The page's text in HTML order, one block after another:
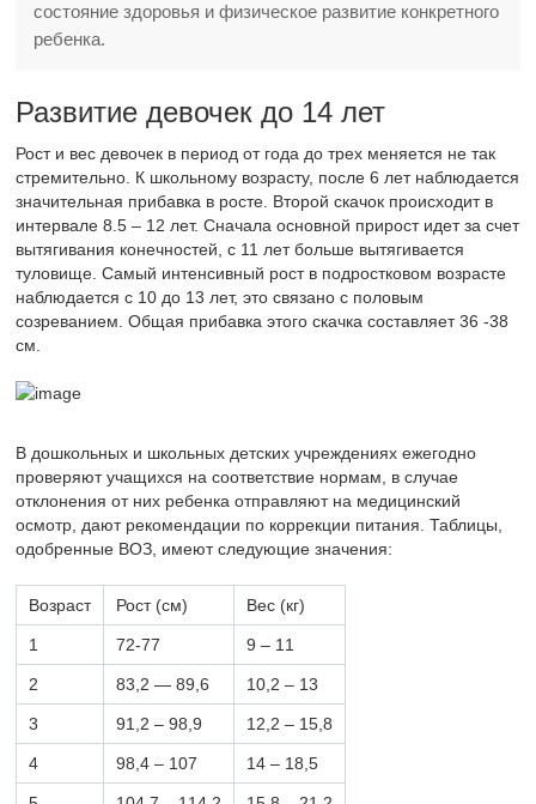
состояние здоровья и физическое развитие конкретного
ребенка.
Развитие девочек до 14 лет
Рост и вес девочек в период от года до трех меняется не так
стремительно. К школьному возрасту, после 6 лет наблюдается
значительная прибавка в росте. Второй скачок происходит в
интервале 8.5 – 12 лет. Сначала основной прирост идет за счет
вытягивания конечностей, с 11 лет больше вытягивается
туловище. Самый интенсивный рост в подростковом возрасте
наблюдается с 10 до 13 лет, это связано с половым
созреванием. Общая прибавка этого скачка составляет 36 -38
см.
В дошкольных и школьных детских учреждениях ежегодно
проверяют учащихся на соответствие нормам, в случае
отклонения от них ребенка отправляют на медицинский
осмотр, дают рекомендации по коррекции питания. Таблицы,
одобренные ВОЗ, имеют следующие значения:
Возраст Рост (см) Вес (кг)
1 72-77 9 – 11
2 83,2 — 89,6 10,2 – 13
3 91,2 – 98,9 12,2 – 15,8
4 98,4 – 107 14 – 18,5